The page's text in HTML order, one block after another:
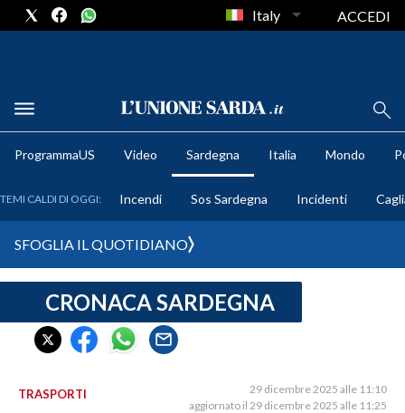
METEO
CRONACA SARDEGNA
CAGLIARI
SULCIS IGLESIENTE
Italy ACCEDI
ProgrammaUS Video Sardegna Italia Mondo
TEMI CALDI DI OGGI: Incendi Sos Sardegna Incidenti
SFOGLIA IL QUOTIDIANO
CRONACA SARDEGNA
TRASPORTI
29 dicembre 2025 alle 11:10
aggiornato il 29 dicembre 2025 alle 11:25